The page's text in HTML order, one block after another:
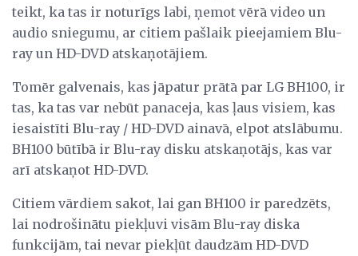
teikt, ka tas ir noturīgs labi, ņemot vērā video un
audio sniegumu, ar citiem pašlaik pieejamiem Blu-
ray un HD-DVD atskaņotājiem.
Tomēr galvenais, kas jāpatur prātā par LG BH100, ir
tas, ka tas var nebūt panaceja, kas ļaus visiem, kas
iesaistīti Blu-ray / HD-DVD ainavā, elpot atslābumu.
BH100 būtībā ir Blu-ray disku atskaņotājs, kas var
arī atskaņot HD-DVD.
Citiem vārdiem sakot, lai gan BH100 ir paredzēts,
lai nodrošinātu piekļuvi visām Blu-ray diska
funkcijām, tai nevar piekļūt daudzām HD-DVD